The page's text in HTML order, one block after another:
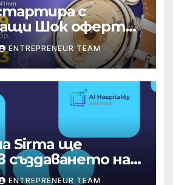
с
Шок оферти
онлайн
ENTREPRENEUR TEAM
Sirma ще
създаването на
ENTREPRENEUR TEAM